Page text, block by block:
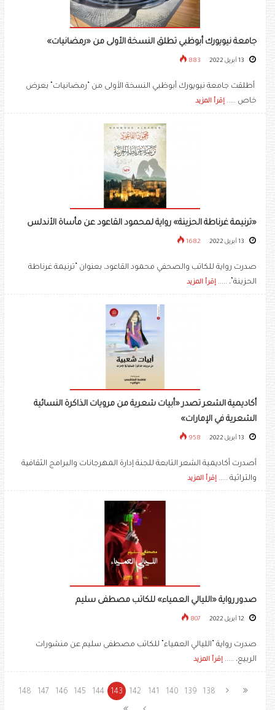
جامعة نيويورك أبوظبي تطلق النسخة الأولى من «رمضانيات»
883
أطلقت جامعة نيويورك أبوظبي النسخة الأولى من “رمضانيات” بعرض
خاص ..... إقرأ المزيد
«ترنيمة غرناطة الحزينة» رواية لمحمود القاعود عن مأساة الأندلس
1682
صدرت رواية للكاتب والصحفي محمود القاعود، بعنوان “ترنيمة غرناطة
الحزينة”، ..... إقرأ المزيد
أكاديمية الشعر تصدر «أبيات شعرية من مرويات الذاكرة النسائية
الشعرية في الإمارات»
958
أصدرت أكاديمية الشعر التابعة للجنة إدارة المهرجانات والبرامج الثقافية
والتراثية ..... إقرأ المزيد
صدور رواية «الليالي العمياء» للكاتب مصطفى سليم
807
صدرت رواية “الليالي العمياء” للكاتب مصطفى سليم عن منشورات
الربيع، ..... إقرأ المزيد
138
139
140
141
142
143
144
145
146
147
148